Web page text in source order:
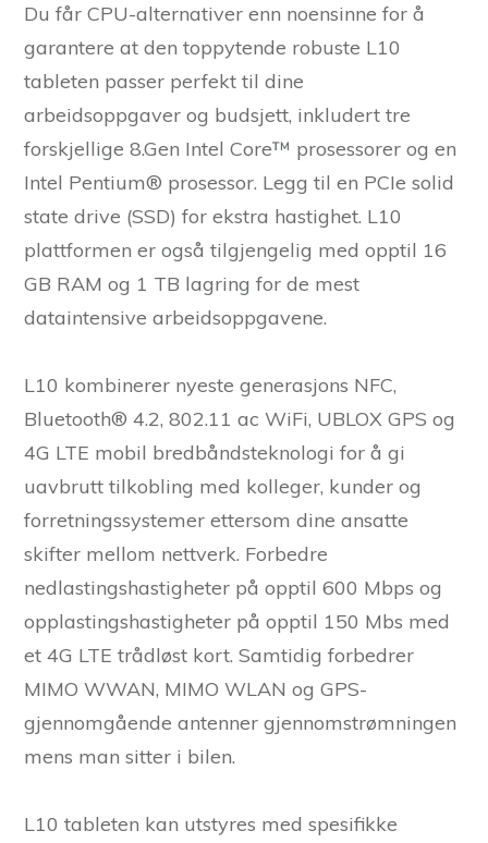
Du får CPU-alternativer enn noensinne for å
garantere at den toppytende robuste L10
tableten passer perfekt til dine
arbeidsoppgaver og budsjett, inkludert tre
forskjellige 8.Gen Intel Core™ prosessorer og en
Intel Pentium® prosessor. Legg til en PCIe solid
state drive (SSD) for ekstra hastighet. L10
plattformen er også tilgjengelig med opptil 16
GB RAM og 1 TB lagring for de mest
dataintensive arbeidsoppgavene.
L10 kombinerer nyeste generasjons NFC,
Bluetooth® 4.2, 802.11 ac WiFi, UBLOX GPS og
4G LTE mobil bredbåndsteknologi for å gi
uavbrutt tilkobling med kolleger, kunder og
forretningssystemer ettersom dine ansatte
skifter mellom nettverk. Forbedre
nedlastingshastigheter på opptil 600 Mbps og
opplastingshastigheter på opptil 150 Mbs med
et 4G LTE trådløst kort. Samtidig forbedrer
MIMO WWAN, MIMO WLAN og GPS-
gjennomgående antenner gjennomstrømningen
mens man sitter i bilen.
L10 tableten kan utstyres med spesifikke